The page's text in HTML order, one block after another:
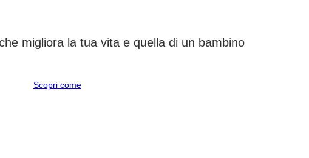
migliora la tua vita e quella di un bambino
Scopri come